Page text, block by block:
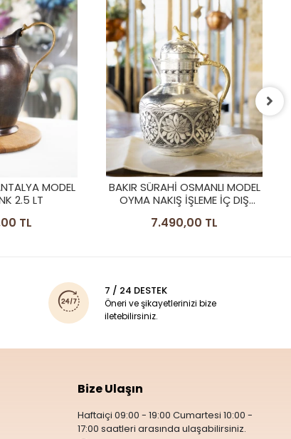
MODEL
İÇ DIŞ
TL
BAKIR SÜRAHİ İŞLEMELİ
OSMANLI MODEL MAT BAKIR
RENK
7.490,00 TL
7 / 24 DESTEK
Öneri ve şikayetlerinizi bize
iletebilirsiniz.
Bize Ulaşın
Haftaiçi 09:00 - 19:00 Cumartesi 10:00 -
17:00 saatleri arasında ulaşabilirsiniz.